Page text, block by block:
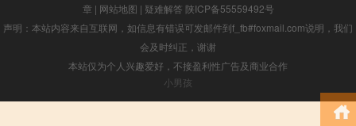
章 | 网站地图 | 疑难解答 陕ICP备55559492号
声明：本站内容来自互联网，如信息有错误可发邮件到f_fb#foxmail.com说明，我们
会及时纠正，谢谢
本站仅为个人兴趣爱好，不接盈利性广告及商业合作
小男孩